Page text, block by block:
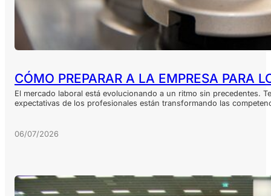
CÓMO PREPARAR A LA EMPRESA PARA
El mercado laboral está evolucionando a un ritmo sin precedentes.
expectativas de los profesionales están transformando las
06/07/2026